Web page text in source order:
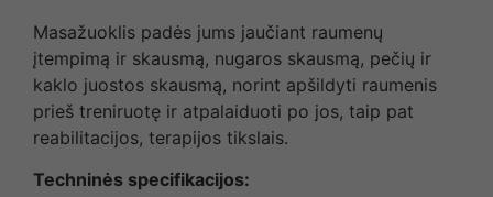
Masažuoklis padės jums jaučiant raumenų
įtempimą ir skausmą, nugaros skausmą, pečių ir
kaklo juostos skausmą, norint apšildyti raumenis
prieš treniruotę ir atpalaiduoti po jos, taip pat
reabilitacijos, terapijos tikslais.
Techninės specifikacijos: